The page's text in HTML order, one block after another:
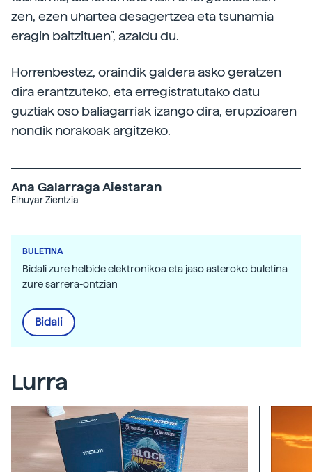
zen, ezen uhartea desagertzea eta tsunamia
eragin baitzituen”, azaldu du.
Horrenbestez, oraindik galdera asko geratzen
dira erantzuteko, eta erregistratutako datu
guztiak oso baliagarriak izango dira, erupzioaren
nondik norakoak argitzeko.
Ana Galarraga Aiestaran
Elhuyar Zientzia
BULETINA
Bidali zure helbide elektronikoa eta jaso asteroko buletina
zure sarrera-ontzian
Bidali
Lurra